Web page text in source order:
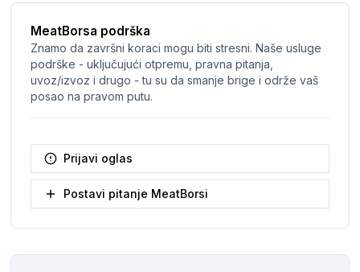
MeatBorsa podrška
Znamo da završni koraci mogu biti stresni. Naše usluge
podrške - uključujući otpremu, pravna pitanja,
uvoz/izvoz i drugo - tu su da smanje brige i održe vaš
posao na pravom putu.
Prijavi oglas
Postavi pitanje MeatBorsi